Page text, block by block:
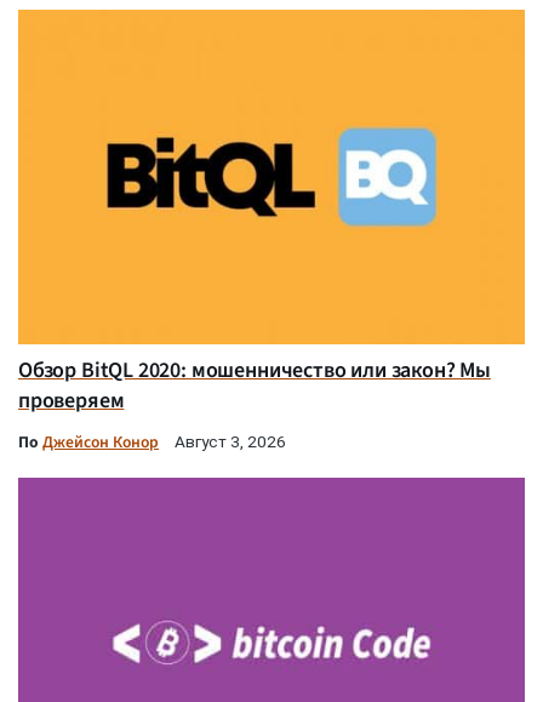
Обзор BitQL 2020: мошенничество или закон? Мы
проверяем
По Джейсон Конор Август 3, 2026